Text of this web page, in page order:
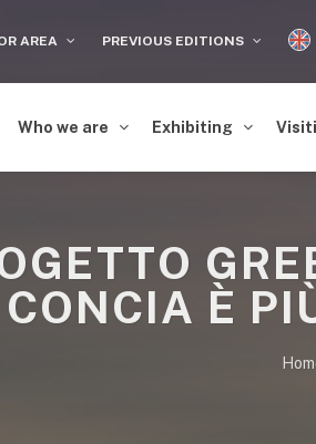
AREA PREVIOUS EDITIONS
Who we are Exhibiting
CONCIA È